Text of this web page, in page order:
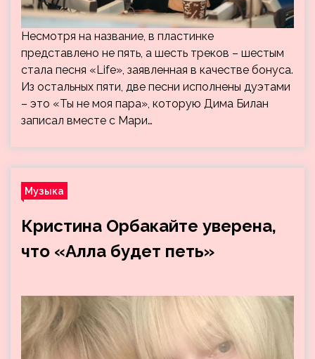
Несмотря на название, в пластинке
представлено не пять, а шесть треков – шестым
стала песня «Life», заявленная в качестве бонуса.
Из остальных пяти, две песни исполнены дуэтами
– это «Ты не моя пара», которую Дима Билан
записал вместе с Мари…
Музыка
Кристина Орбакайте уверена,
что «Алла будет петь»